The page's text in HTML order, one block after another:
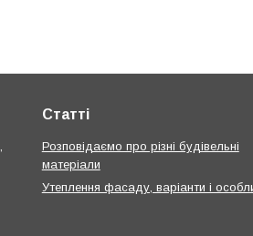
Статті
Розповідаємо про різні будівельні
матеріали
Утеплення фасаду, варіанти і